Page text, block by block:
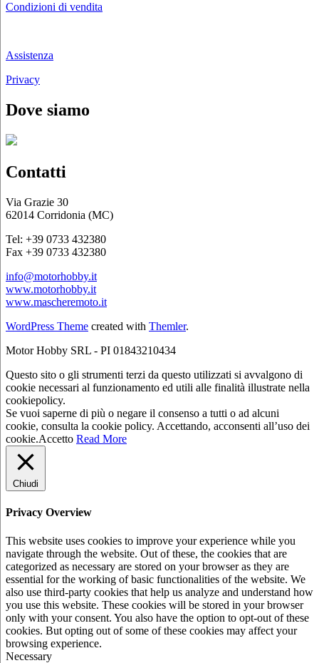
Condizioni di vendita
Assistenza
Privacy
Dove siamo
Contatti
Via Grazie 30
62014 Corridonia (MC)
Tel: +39 0733 432380
Fax +39 0733 432380
info@motorhobby.it
www.motorhobby.it
www.mascheremoto.it
WordPress Theme created with Themler.
Motor Hobby SRL - PI 01843210434
Questo sito o gli strumenti terzi da questo utilizzati si avvalgono di
cookie necessari al funzionamento ed utili alle finalità illustrate nella
cookiepolicy.
Se vuoi saperne di più o negare il consenso a tutti o ad alcuni
cookie, consulta la cookie policy. Accettando, acconsenti all’uso dei
cookie.Accetto Read More
Chiudi
Privacy Overview
This website uses cookies to improve your experience while you
navigate through the website. Out of these, the cookies that are
categorized as necessary are stored on your browser as they are
essential for the working of basic functionalities of the website. We
also use third-party cookies that help us analyze and understand how
you use this website. These cookies will be stored in your browser
only with your consent. You also have the option to opt-out of these
cookies. But opting out of some of these cookies may affect your
browsing experience.
Necessary